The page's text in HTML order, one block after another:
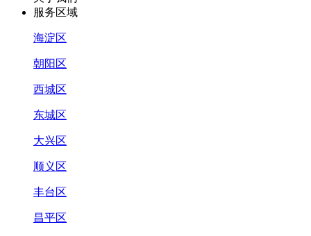
服务区域
海淀区
朝阳区
西城区
东城区
大兴区
顺义区
丰台区
昌平区